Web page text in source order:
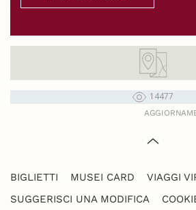
14477
BIGLIETTI MUSEI CARD
VIAGGI
SUGGERISCI UNA MODIFICA